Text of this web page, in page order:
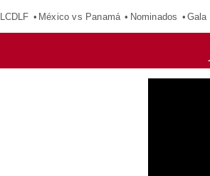
LCDLF México vs Panamá Nominados Gala